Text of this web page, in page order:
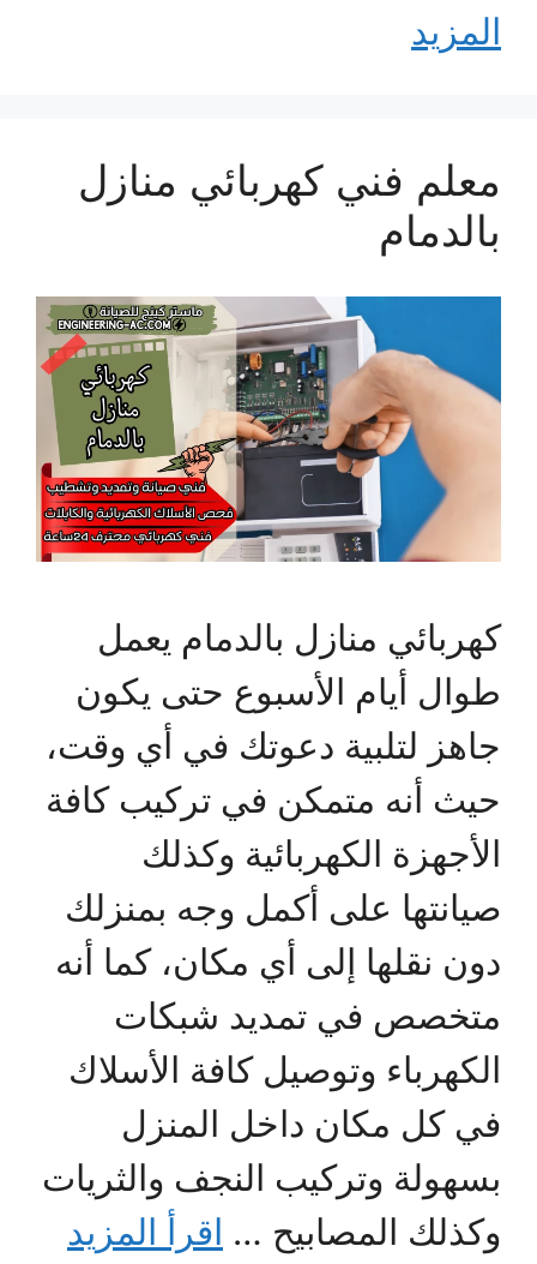
المزيد
معلم فني كهربائي منازل
بالدمام
كهربائي منازل بالدمام يعمل
طوال أيام الأسبوع حتى يكون
جاهز لتلبية دعوتك في أي وقت،
حيث أنه متمكن في تركيب كافة
الأجهزة الكهربائية وكذلك
صيانتها على أكمل وجه بمنزلك
دون نقلها إلى أي مكان، كما أنه
متخصص في تمديد شبكات
الكهرباء وتوصيل كافة الأسلاك
في كل مكان داخل المنزل
بسهولة وتركيب النجف والثريات
وكذلك المصابيح … اقرأ المزيد